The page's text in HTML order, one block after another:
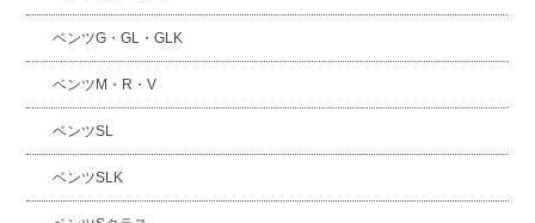
ベンツG・GL・GLK
ベンツM・R・V
ベンツSL
ベンツSLK